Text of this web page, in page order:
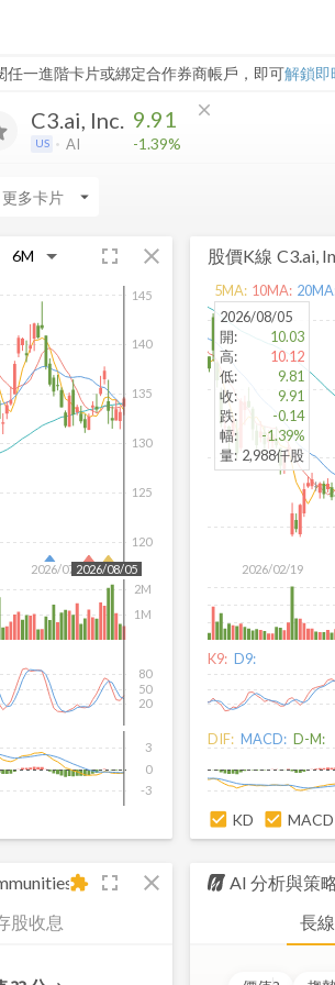
任一進階卡片或綁定合作券商帳戶，即可解鎖即
C3.ai, Inc.
US AI
9.91
-1.39%
close
arrow_drop_down
fullscreen close
2026/07/14
120
125
130
135
140
145
2026/08/05
1M
2M
20
50
80
-3
0
3
股價K線 C3.ai,
2026/02/19
2026/08/05
開:
10.03
高:
10.12
低:
9.81
收:
9.91
跌:
-0.14
幅:
-1.39%
量: 2,988仟股
5MA: 10MA: 20
K9: D9:
DIF: MACD: D-M:
KD MACD
Inc.fullscreen close
extension
股收息
AI 分析與策
長